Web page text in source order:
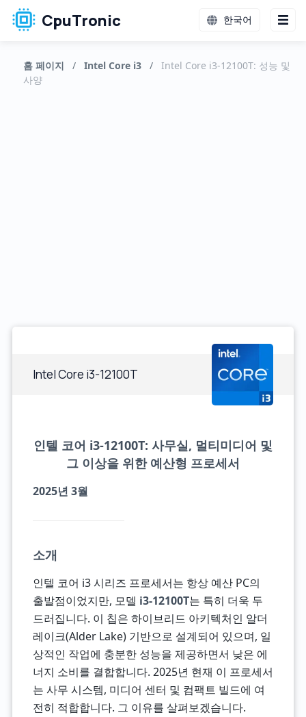
CpuTronic 한국어
홈 페이지 / Intel Core i3 /
Intel Core i3-12100T: 성능 및
사양
Intel Core i3-12100T
인텔 코어 i3-12100T: 사무실, 멀티미디어 및
그 이상을 위한 예산형 프로세서
2025년 3월
소개
인텔 코어 i3 시리즈 프로세서는 항상 예산 PC의
출발점이었지만, 모델 i3-12100T는 특히 더욱 두
드러집니다. 이 칩은 하이브리드 아키텍처인 알더
레이크(Alder Lake) 기반으로 설계되어 있으며, 일
상적인 작업에 충분한 성능을 제공하면서 낮은 에
너지 소비를 결합합니다. 2025년 현재 이 프로세서
는 사무 시스템, 미디어 센터 및 컴팩트 빌드에 여
전히 적합합니다. 그 이유를 살펴보겠습니다.